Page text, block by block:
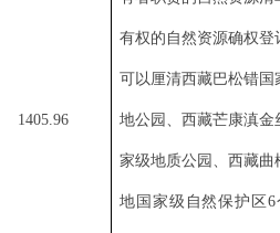
1405.96
有权的自然资源确权
可以厘清西藏巴松错
地公园、西藏芒康滇
家级地质公园、西藏
地国家级自然保护区 6